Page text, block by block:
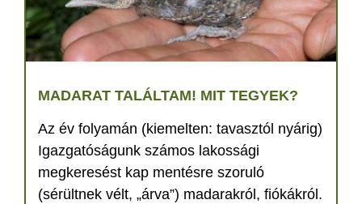
MADARAT TALÁLTAM! MIT TEGYEK?
Az év folyamán (kiemelten: tavasztól nyárig)
Igazgatóságunk számos lakossági
megkeresést kap mentésre szoruló
(sérültnek vélt, „árva”) madarakról, fiókákról.